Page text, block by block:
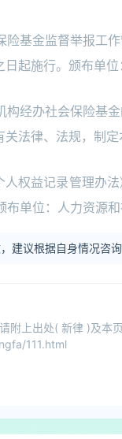
基金监督举报工
起施行。颁布单
经办社会保险基
法律、法规，制
权益记录管理办
布单位：人力资源
建议根据自身情况咨
附上出处( 新律 )及本页
111.html